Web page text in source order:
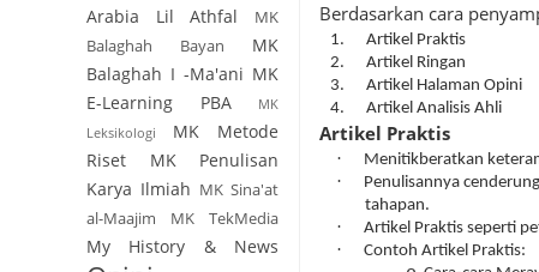
Berdasarkan cara
1.
Artikel Praktis
2.
Artikel Ringan
3.
Artikel Halaman Opini
4.
Artikel Analisis Ahli
Artikel Praktis
· Menitikberatkan
·
Penulisannya
tahapan.
· Artikel Praktis seperti
· Contoh Artikel Praktis:
Arabia Lil Athfal
MK
Balaghah Bayan
MK
Balaghah I -Ma'ani MK
E-Learning PBA
MK
Leksikologi
MK Metode
Riset
MK Penulisan
Karya Ilmiah MK Sina'at
al-Maajim
MK TekMedia
My History & News